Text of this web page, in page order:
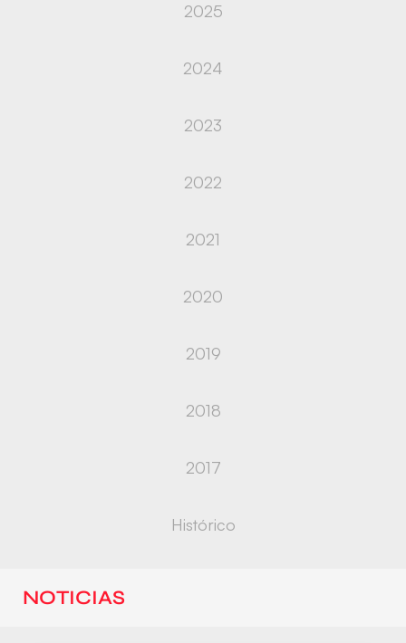
2025
2024
2023
2022
2021
2020
2019
2018
2017
Histórico
NOTICIAS